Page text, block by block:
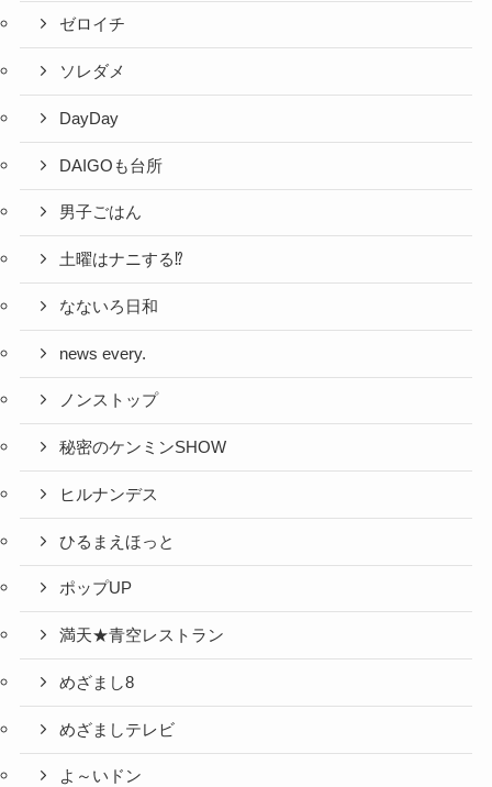
ゼロイチ
ソレダメ
DayDay
DAIGOも台所
男子ごはん
土曜はナニする⁉
なないろ日和
news every.
ノンストップ
秘密のケンミンSHOW
ヒルナンデス
ひるまえほっと
ポップUP
満天★青空レストラン
めざまし8
めざましテレビ
よ～いドン